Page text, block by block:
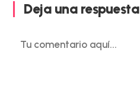
Deja una respuesta
Comentario